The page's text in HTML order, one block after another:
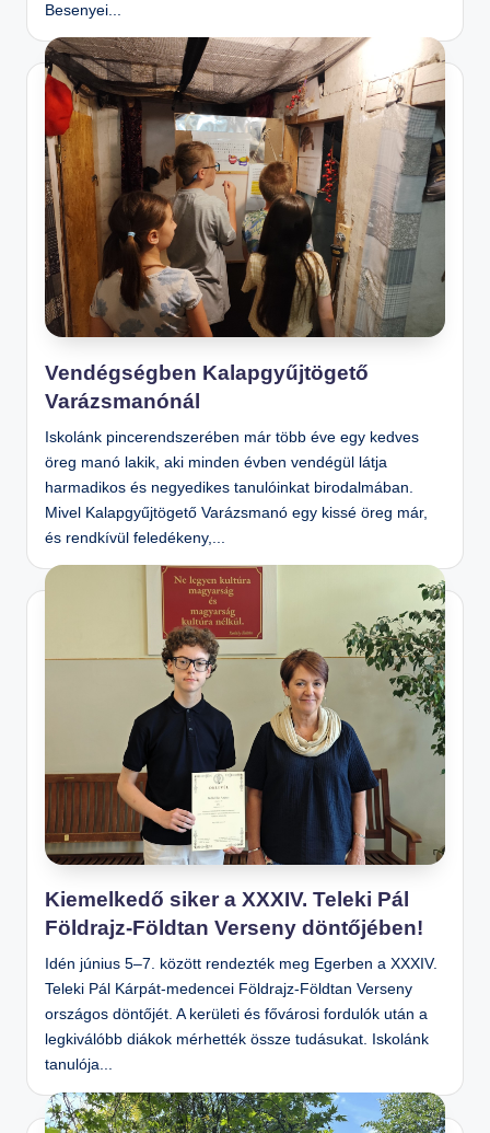
Besenyei...
Vendégségben Kalapgyűjtögető
Varázsmanónál
Iskolánk pincerendszerében már több éve egy kedves
öreg manó lakik, aki minden évben vendégül látja
harmadikos és negyedikes tanulóinkat birodalmában.
Mivel Kalapgyűjtögető Varázsmanó egy kissé öreg már,
és rendkívül feledékeny,...
Kiemelkedő siker a XXXIV. Teleki Pál
Földrajz-Földtan Verseny döntőjében!
Idén június 5–7. között rendezték meg Egerben a XXXIV.
Teleki Pál Kárpát-medencei Földrajz-Földtan Verseny
országos döntőjét. A kerületi és fővárosi fordulók után a
legkiválóbb diákok mérhették össze tudásukat. Iskolánk
tanulója...